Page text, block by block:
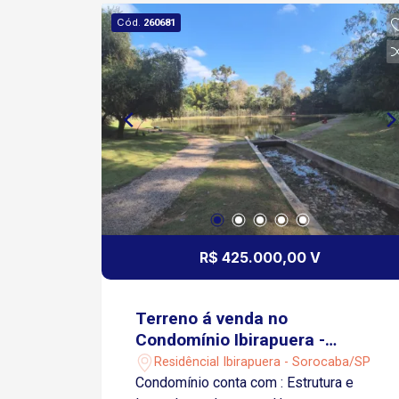
Cód. 260681
R$ 425.000,00 V
Terreno á venda no
Condomínio Ibirapuera -
Sorocaba/SP
Residêncial Ibirapuera - Sorocaba/SP
Condomínio conta com : Estrutura e